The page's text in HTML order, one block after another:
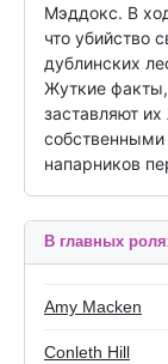
Мэддокс. В
что убийство
дублинских
Жуткие
заставляют
напарников
В главных
Amy Macken
Conleth Hill